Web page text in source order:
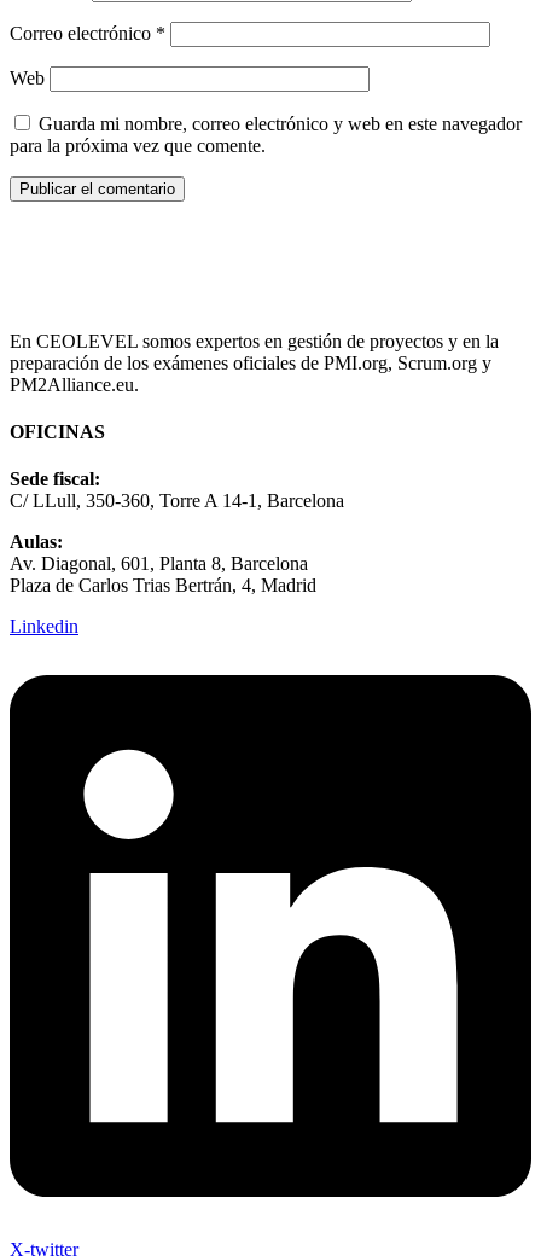
Correo electrónico *
Web
Guarda mi nombre, correo electrónico y web en este navegador
para la próxima vez que comente.
En CEOLEVEL somos expertos en gestión de proyectos y en la
preparación de los exámenes oficiales de PMI.org, Scrum.org y
PM2Alliance.eu.
OFICINAS
Sede fiscal:
C/ LLull, 350-360, Torre A 14-1, Barcelona
Aulas:
Av. Diagonal, 601, Planta 8, Barcelona
Plaza de Carlos Trias Bertrán, 4, Madrid
Linkedin
X-twitter